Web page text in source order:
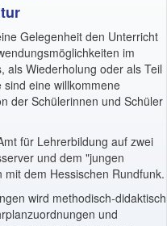
Gelegenheit den Unterricht
im
als Wiederholung oder als Teil
eine willkommene
der Schülerinnen und Schüler
für Lehrerbildung auf zwei
und dem "jungen
dem Hessischen Rundfunk.
wird methodisch-didaktisch
und